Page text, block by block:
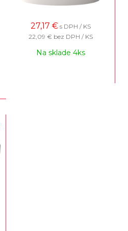
27,17 € s DPH / KS
22,09 € bez DPH / KS
Na sklade 4ks